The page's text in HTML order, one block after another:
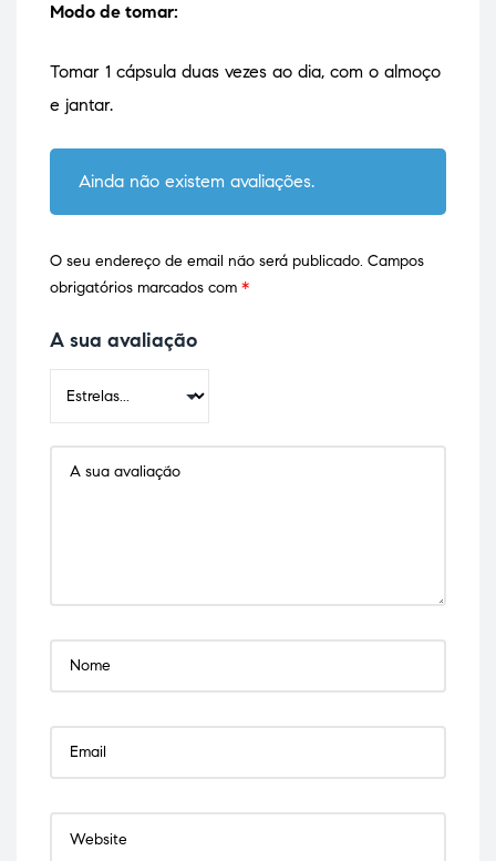
Modo de tomar:
Tomar 1 cápsula duas vezes ao dia, com o almoço
e jantar.
Ainda não existem avaliações.
O seu endereço de email não será publicado. Campos
obrigatórios marcados com *
A sua avaliação